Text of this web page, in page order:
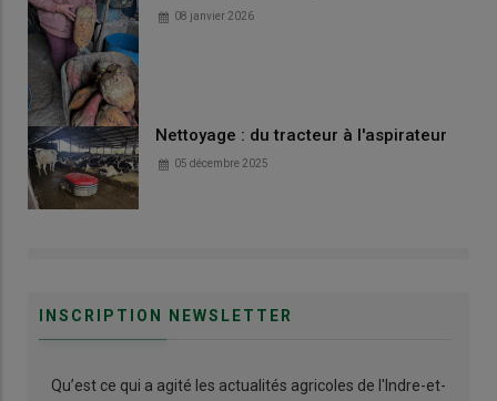
08 janvier 2026
Nettoyage : du tracteur à l'aspirateur
05 décembre 2025
INSCRIPTION NEWSLETTER
Qu’est ce qui a agité les actualités agricoles de l'Indre-et-